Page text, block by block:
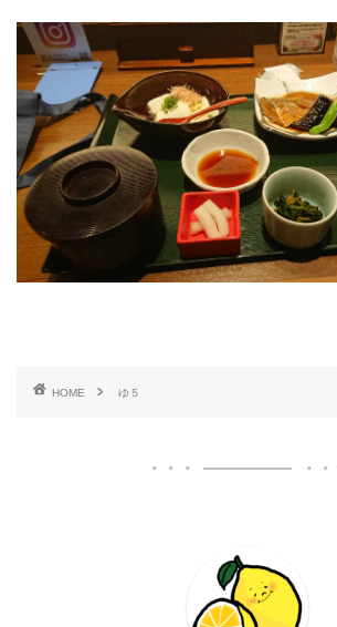
HOME ゆ５